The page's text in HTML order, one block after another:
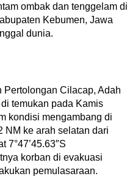
ombak dan tenggelam di
Kebumen, Jawa
dunia.
Pertolongan Cilacap, Adah
temukan pada Kamis
kondisi mengambang di
NM ke arah selatan dari
7°47’45.63″S
korban di evakuasi
pemulasaraan.